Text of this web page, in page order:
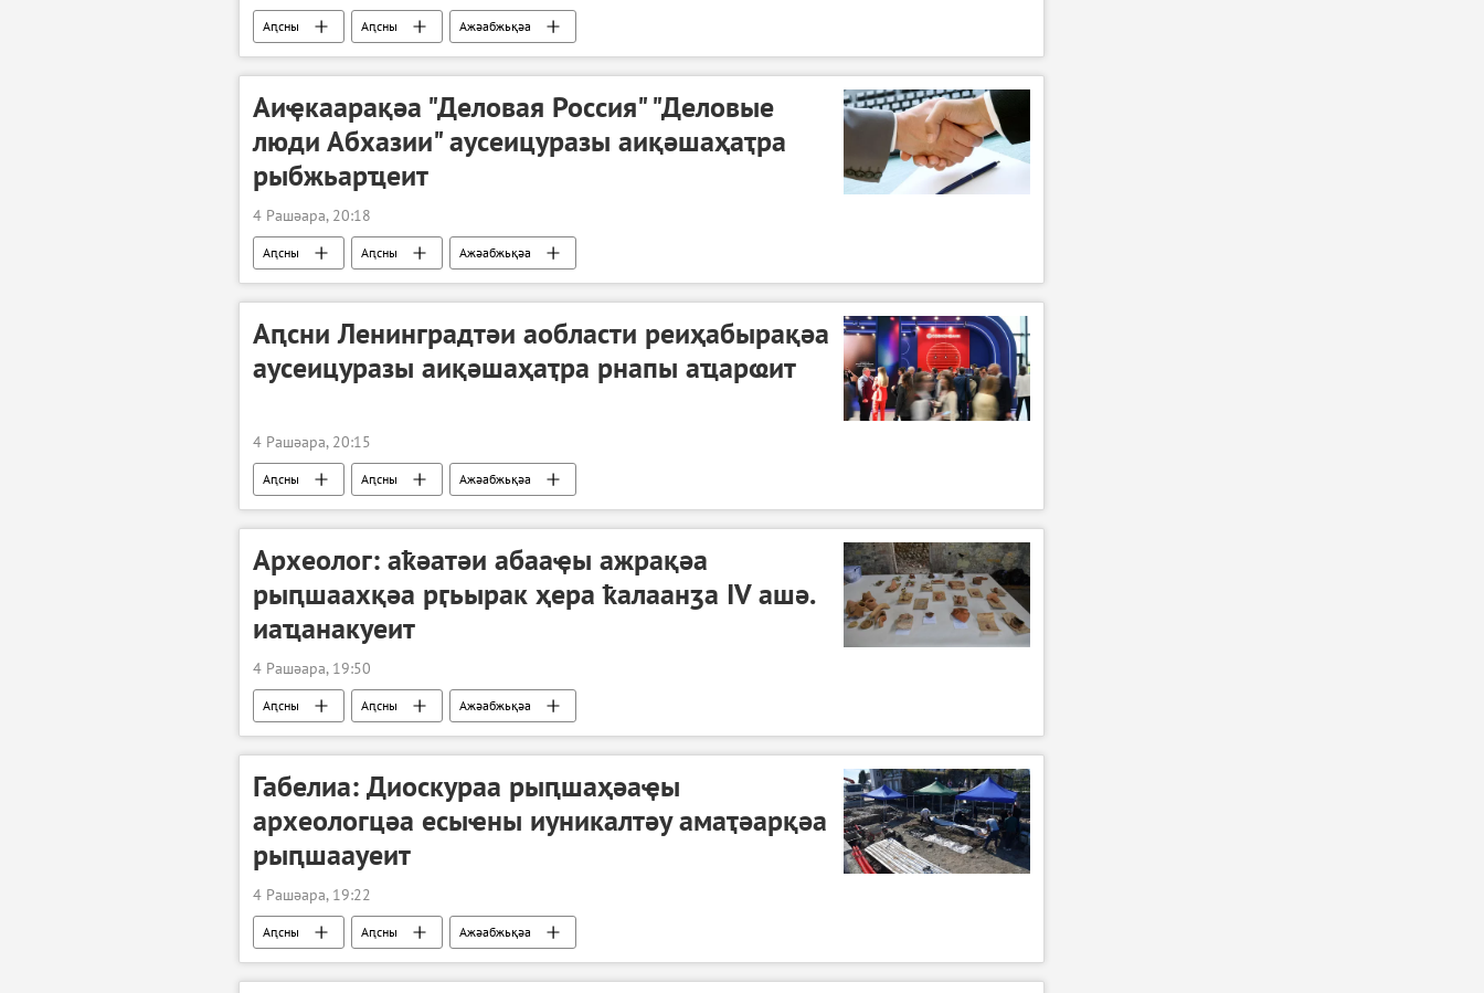
Аԥсны Аԥсны Ажәабжьқәа
Аиҿкаарақәа "Деловая Россия" "Деловые
люди Абхазии" аусеицуразы аиқәшаҳаҭра
рыбжьарҵеит
4 Рашәара, 20:18
Аԥсны Аԥсны Ажәабжьқәа
Аԥсни Ленинградтәи аобласти реиҳабырақәа
аусеицуразы аиқәшаҳаҭра рнапы аҵарҩит
4 Рашәара, 20:15
Аԥсны Аԥсны Ажәабжьқәа
Археолог: аҟәатәи абааҿы ажрақәа
рыԥшаахқәа рӷьырак ҳера ҟалаанӡа IV ашә.
иаҵанакуеит
4 Рашәара, 19:50
Аԥсны Аԥсны Ажәабжьқәа
Габелиа: Диоскураа рыԥшаҳәаҿы
археологцәа есыҽны иуникалтәу амаҭәарқәа
рыԥшаауеит
4 Рашәара, 19:22
Аԥсны Аԥсны Ажәабжьқәа